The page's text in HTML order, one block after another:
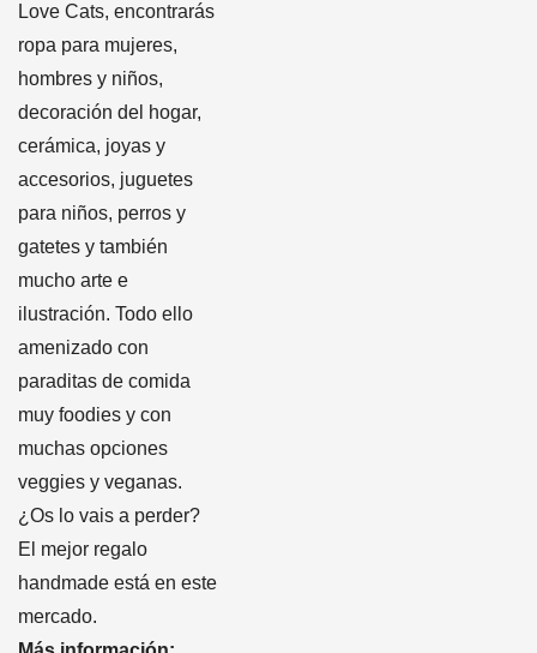
Love Cats, encontrarás
ropa para mujeres,
hombres y niños,
decoración del hogar,
cerámica, joyas y
accesorios, juguetes
para niños, perros y
gatetes y también
mucho arte e
ilustración. Todo ello
amenizado con
paraditas de comida
muy foodies y con
muchas opciones
veggies y veganas.
¿Os lo vais a perder?
El mejor regalo
handmade está en este
mercado.